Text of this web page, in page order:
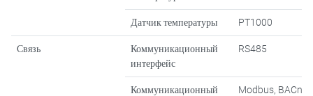
Датчик температуры PT1000
Связь
Коммуникационный
интерфейс
RS485
Коммуникационный
Modbus,